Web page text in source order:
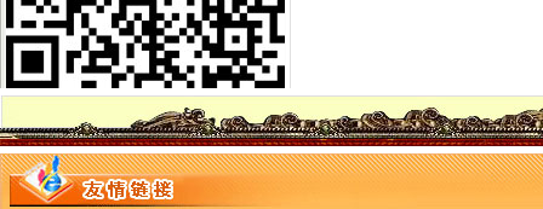
秀山局“3.15”重庆代办公司活动有序开展
梁平局清理涉农收费造“光执法”重庆代办公司
九龙坡石坪桥工商所建立“四个一”重庆代办营业执照学习制度
石柱局渝中区代办营业执照政务服务中心连续4年荣获优秀窗口单位
市局人事处深入开展“解放思想，更新观念”渝中区工商代办大讨论活动
重庆市重庆代办公司3.15纪念活动在渝北区举行
3.15走进高校主题活动在重庆大学拉开帷幕
大足局三大举措开展“制止欺诈月”重庆代办营业执照活动